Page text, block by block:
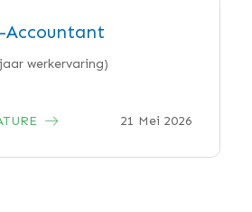
Accountant
werkervaring)
21 Mei 2026